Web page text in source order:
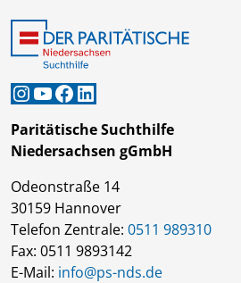
Instagram
YouTube
Facebook
LinkedIn
Paritätische Suchthilfe
Niedersachsen gGmbH
Odeonstraße 14
30159 Hannover
Telefon Zentrale: 0511 989310
Fax: 0511 9893142
E-Mail: info@ps-nds.de